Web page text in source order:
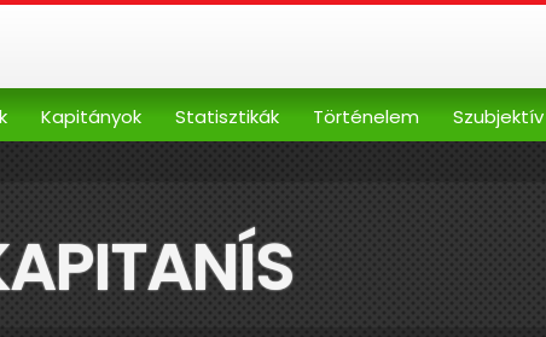
Kapitányok Statisztikák Történelem Szubjektív